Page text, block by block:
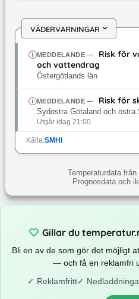
VÄDERVARNINGAR›
MEDDELANDE—
Risk för
och vattendrag
Östergötlands län
MEDDELANDE— Risk för
Sydöstra Götaland och östra
Utgår idag 21:00
Källa:SMHI
Temperaturdata
Prognosdata och
Gillar du
Bli en av de som gör det möjligt
— och få en reklamfri
✓ Reklamfritt✓